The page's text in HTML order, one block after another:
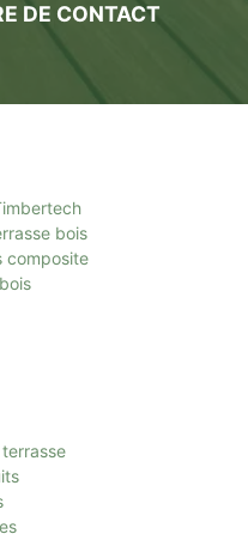
DE CONTACT
bois
composite